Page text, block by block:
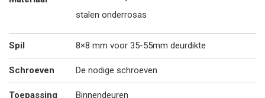
stalen onderrosas
Spil 8×8 mm voor 35-55mm deurdikte
Schroeven De nodige schroeven
Toepassing Binnendeuren